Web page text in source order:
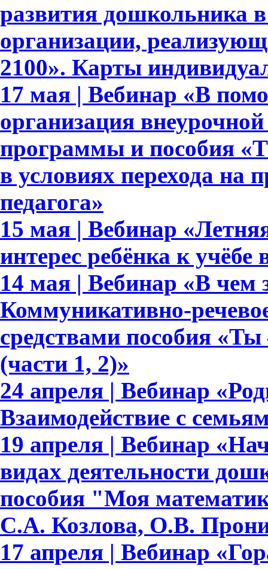
развития дошкольника
организации,
2100». Карты
17 мая | Вебинар «В
организация
программы и пособия
в условиях перехода на
педагога»
15 мая | Вебинар
интерес ребёнка к
14 мая | Вебинар «В чем
Коммуникативно-
средствами пособия
(части 1, 2)»
24 апреля | Вебинар
Взаимодействие с
19 апреля | Вебинар
видах деятельности
пособия "Моя
С.А. Козлова, О.В.
17 апреля | Вебинар